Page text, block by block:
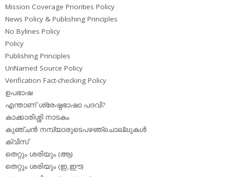
Mission Coverage Priorities Policy
News Policy & Publishing Principles
No Bylines Policy
Policy
Publishing Principles
UnNamed Source Policy
Verification Fact-checking Policy
ഉപഭാഷ
എന്താണ് ശ്രേഷ്ഠഭാഷാ പദവി?
കാക്കാരിശ്ശി നാടകം
കുഞ്ചന്‍ നമ്പ്യാരുടെപഴഞ്ചൊല്ലുകള്‍
ക്വിസ്
തെറ്റും ശരിയും (ആ)
തെറ്റും ശരിയും (ഇ,ഈ)